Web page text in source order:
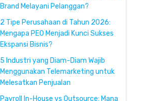
Brand Melayani Pelanggan?
2 Tipe Perusahaan di Tahun 2026:
Mengapa PEO Menjadi Kunci Sukses
Ekspansi Bisnis?
5 Industri yang Diam-Diam Wajib
Menggunakan Telemarketing untuk
Melesatkan Penjualan
Payroll In-House vs Outsource: Mana